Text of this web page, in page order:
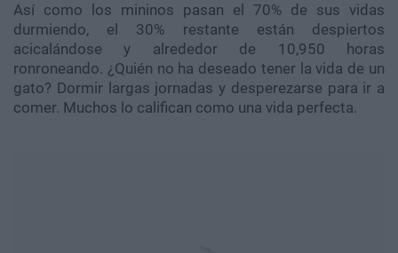
Así como los mininos pasan el 70% de sus vidas
durmiendo, el 30% restante están despiertos
acicalándose y alrededor de 10,950 horas
ronroneando. ¿Quién no ha deseado tener la vida de un
gato? Dormir largas jornadas y desperezarse para ir a
comer. Muchos lo califican como una vida perfecta.